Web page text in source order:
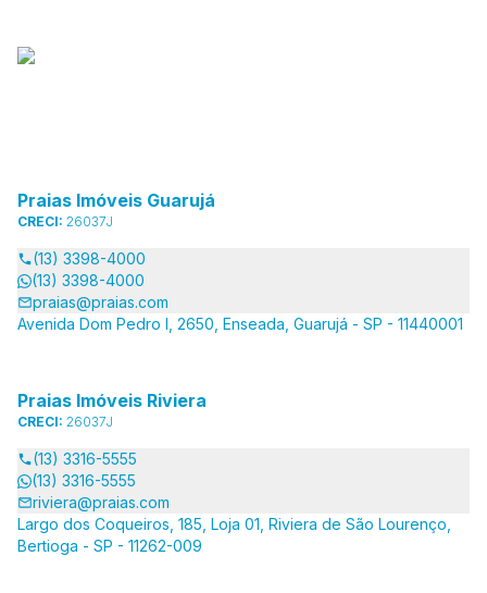
Praias Imóveis Guarujá
CRECI: 26037J
(13) 3398-4000
(13) 3398-4000
praias@praias.com
Avenida Dom Pedro I, 2650, Enseada, Guarujá - SP - 11440001
Praias Imóveis Riviera
CRECI: 26037J
(13) 3316-5555
(13) 3316-5555
riviera@praias.com
Largo dos Coqueiros, 185, Loja 01, Riviera de São Lourenço,
Bertioga - SP - 11262-009